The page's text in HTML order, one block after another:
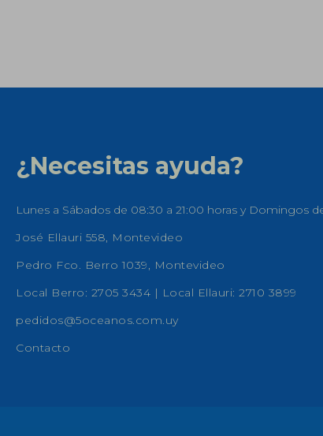
¿Necesitas ayuda?
Lunes a Sábados de 08:30 a 21:00 horas y Domingos
José Ellauri 558, Montevideo
Pedro Fco. Berro 1039, Montevideo
Local Berro: 2705 3434 | Local Ellauri: 2710 3899
pedidos@5oceanos.com.uy
Contacto